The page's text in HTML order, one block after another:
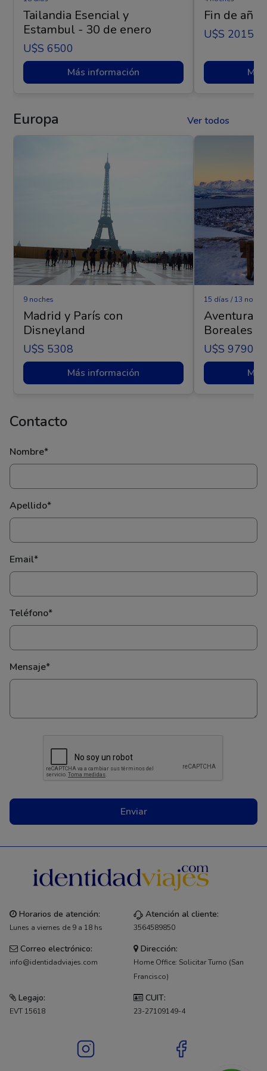
Tailandia Esencial y
Estambul - 30 de enero
U$s 6500
Más información
Fin de año
U$s 2015
Europa Ver todos
9 noches
Madrid y París con
Disneyland
U$s 5308
Más información
15 días / 13
Aventura
Boreales -
U$s 9790
Contacto
Nombre*
Apellido*
Email*
Teléfono*
Mensaje*
Enviar
Horarios de atención:
Lunes a viernes de 9 a 18 hs
Atención al cliente:
3564589850
Correo electrónico:
info@identidadviajes.com
Dirección:
Home Office: Solicitar Turno (San
Francisco)
Legajo:
EVT 15618
CUIT:
23-27109149-4